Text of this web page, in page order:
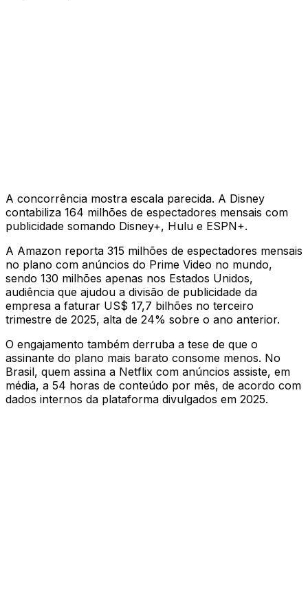
A concorrência mostra escala parecida. A Disney
contabiliza 164 milhões de espectadores mensais com
publicidade somando Disney+, Hulu e ESPN+.
A Amazon reporta 315 milhões de espectadores mensais
no plano com anúncios do Prime Video no mundo,
sendo 130 milhões apenas nos Estados Unidos,
audiência que ajudou a divisão de publicidade da
empresa a faturar US$ 17,7 bilhões no terceiro
trimestre de 2025, alta de 24% sobre o ano anterior.
O engajamento também derruba a tese de que o
assinante do plano mais barato consome menos. No
Brasil, quem assina a Netflix com anúncios assiste, em
média, a 54 horas de conteúdo por mês, de acordo com
dados internos da plataforma divulgados em 2025.